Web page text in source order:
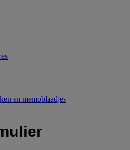
en memoblaadjes